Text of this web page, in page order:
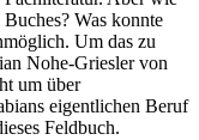
Was konnte
Um das zu
Nohe-Griesler von
um über
eigentlichen Beruf
Feldbuch.